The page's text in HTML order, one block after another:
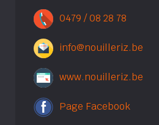
0479 / 08 28 78
info@nouilleriz.be
www.nouilleriz.be
Page Facebook